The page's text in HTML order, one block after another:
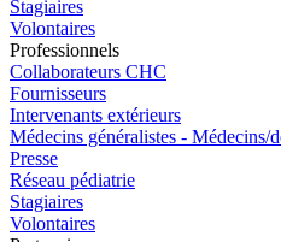
Stagiaires
Volontaires
Professionnels
Collaborateurs CHC
Fournisseurs
Intervenants extérieurs
Médecins généralistes - Médecins/
Presse
Réseau pédiatrie
Stagiaires
Volontaires